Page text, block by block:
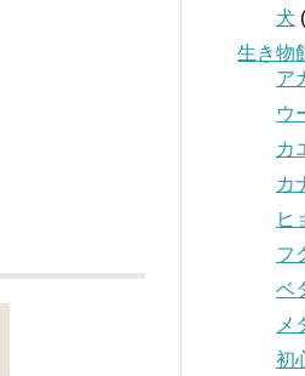
犬
生き物
ア
ウ
カ
カ
ヒ
フ
ベ
メ
初